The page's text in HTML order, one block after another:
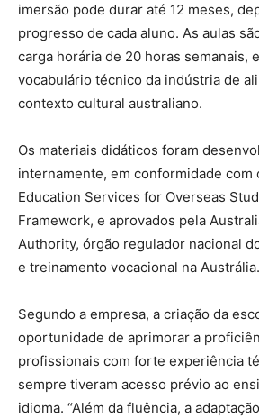
imersão pode durar até 12 meses,
progresso de cada aluno. As aulas
carga horária de 20 horas semanais,
vocabulário técnico da indústria de
contexto cultural australiano.
Os materiais didáticos foram
internamente, em conformidade com
Education Services for Overseas
Framework, e aprovados pela
Authority, órgão regulador nacional
e treinamento vocacional na Austrália.
Segundo a empresa, a criação da
oportunidade de aprimorar a
profissionais com forte experiência
sempre tiveram acesso prévio ao
idioma. “Além da fluência, a